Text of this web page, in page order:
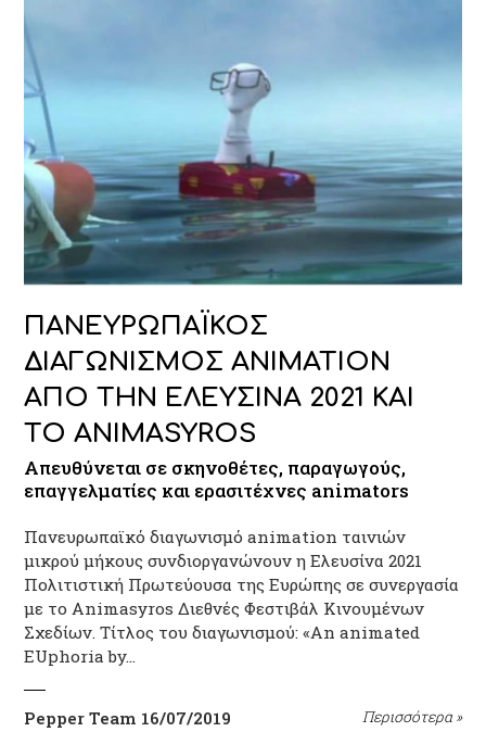
ΠΑΝΕΥΡΩΠΑΪΚΟΣ
ΔΙΑΓΩΝΙΣΜΟΣ ANIMATION
ΑΠΟ ΤΗΝ ΕΛΕΥΣΙΝΑ 2021 ΚΑΙ
ΤΟ ANIMASYROS
Απευθύνεται σε σκηνοθέτες, παραγωγούς,
επαγγελματίες και ερασιτέχνες animators
Πανευρωπαϊκό διαγωνισμό animation ταινιών
μικρού μήκους συνδιοργανώνουν η Ελευσίνα 2021
Πολιτιστική Πρωτεύουσα της Ευρώπης σε συνεργασία
με το Animasyros Διεθνές Φεστιβάλ Κινουμένων
Σχεδίων. Τίτλος του διαγωνισμού: «An animated
EUphoria by…
Pepper Team 16/07/2019 Περισσότερα »